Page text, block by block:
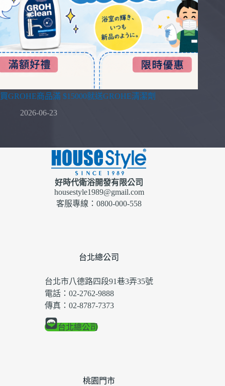
買GROHE商品滿 $15000就送GROHE清潔劑
2026-06-23
好時代衛浴開發有限公司
housestyle1989@gmail.com
客服專線：0800-000-558
台北總公司
台北市八德路四段91巷3弄35號
電話：02-2762-9888
傳真：02-8787-7373
台北總公司
桃園門市